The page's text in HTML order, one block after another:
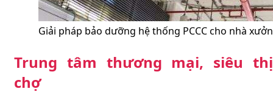
Giải pháp bảo dưỡng hệ thống PCCC cho nhà
Trung tâm thương mại, siêu
chợ